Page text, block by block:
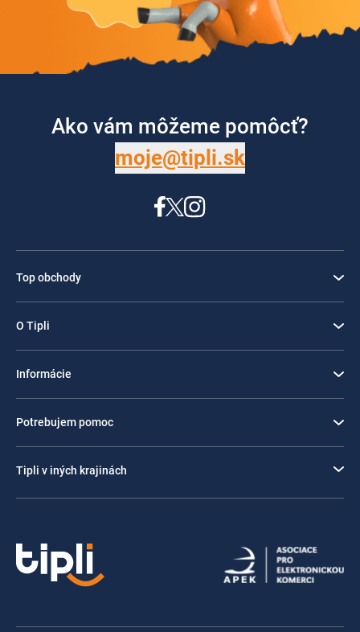
Ako vám môžeme pomôcť?
moje@tipli.sk
Top obchody
O Tipli
Informácie
Potrebujem pomoc
Tipli v iných krajinách